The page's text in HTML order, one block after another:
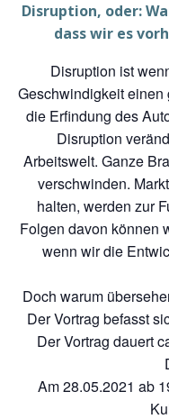
Disruption, oder:
dass wir es
Disruption ist
Geschwindigkeit einen
die Erfindung des
Disruption
Arbeitswelt. Ganze
verschwinden.
halten, werden zur
Folgen davon können
wenn wir die
Doch warum
Der Vortrag befasst
Der Vortrag dauert
Am 28.05.2021 ab